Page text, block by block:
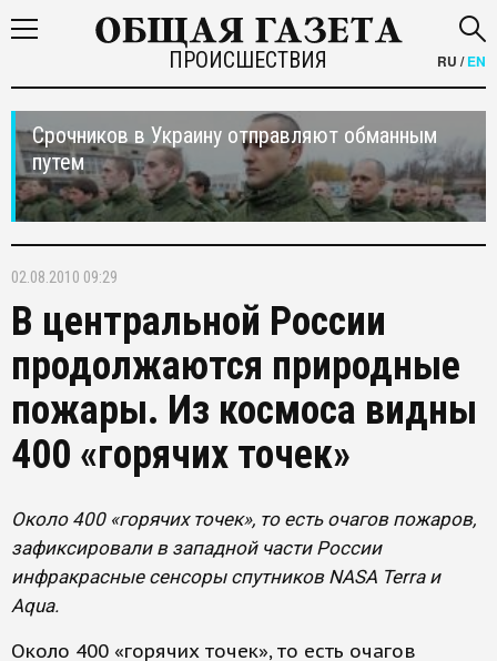
ПРОИСШЕСТВИЯ RU /EN
Срочников в Украину отправляют обманным
путем
02.08.2010 09:29
В центральной России
продолжаются природные
пожары. Из космоса видны
400 «горячих точек»
Около 400 «горячих точек», то есть очагов пожаров,
зафиксировали в западной части России
инфракрасные сенсоры спутников NASA Terra и
Aqua.
Около 400 «горячих точек», то есть очагов